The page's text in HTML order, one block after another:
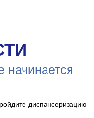
начинается
диспансеризацию